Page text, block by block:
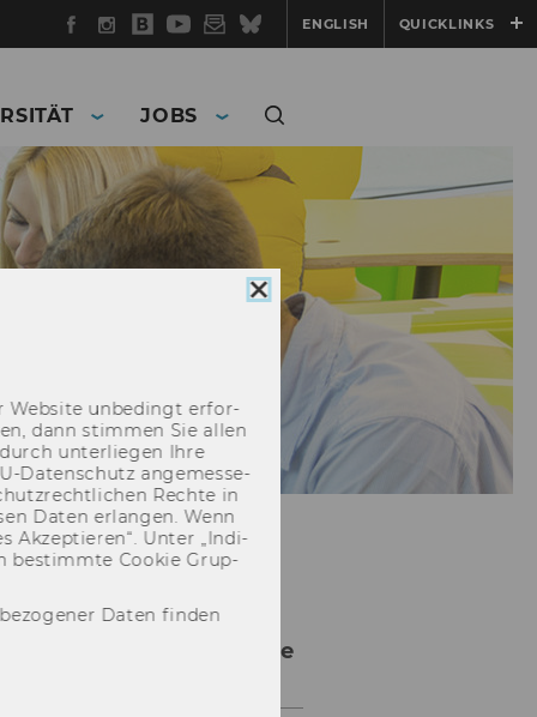
Facebook
Instagram
WU
Blog
YouTube
Newsletter
BlueskyENGLISH QUICKLINKS
JOBS
Quantitative Finance
Cookie
Consent
schließen
Web­site un­be­dingt er­for­
dann stim­men Sie allen
un­ter­lie­gen Ihre
​Datenschutz an­ge­mes­se­
Rech­te in
Daten er­lan­gen. Wenn
Ak­zep­tie­ren“. Unter „In­di­
be­stimm­te Coo­kie Grup­
Daten finden